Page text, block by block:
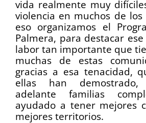
vida realmente muy
violencia en muchos de
eso organizamos el
Palmera, para destacar
labor tan importante que
muchas de estas
gracias a esa tenacidad,
ellas han
adelante familias
ayudado a tener mejores
mejores territorios.